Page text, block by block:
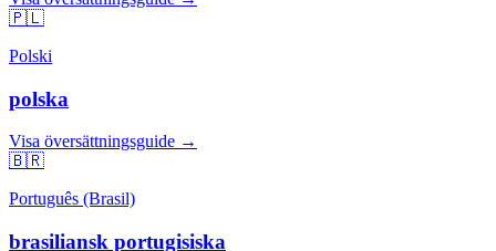
🇵🇱
Polski
polska
Visa översättningsguide →
🇧🇷
Português (Brasil)
brasiliansk portugisiska